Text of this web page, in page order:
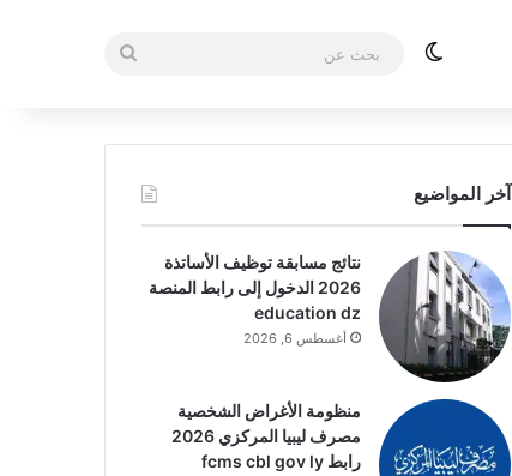
الوضع المظلم
بحث
آخر المواضيع
نتائج مسابقة توظيف الأساتذة
2026 الدخول إلى رابط المنصة
education dz
أغسطس 6, 2026
منظومة الأغراض الشخصية
مصرف ليبيا المركزي 2026
رابط fcms cbl gov ly